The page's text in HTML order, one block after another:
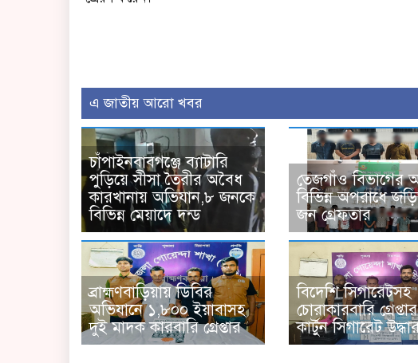
এ জাতীয় আরো খবর
চাঁপাইনবাবগঞ্জে ব্যাটারি
পুড়িয়ে সীসা তৈরীর অবৈধ
কারখানায় অভিযান,৮ জনকে
বিভিন্ন মেয়াদে দন্ড
তেজগাঁও বিভাগের
বিভিন্ন অপরাধে
জন গ্রেফতার
ব্রাহ্মণবাড়িয়ায় ডিবির
অভিযানে ১,৮০০ ইয়াবাসহ
দুই মাদক কারবারি গ্রেপ্তার
বিদেশি সিগারেটসহ
চোরাকারবারি
কার্টুন সিগারেট